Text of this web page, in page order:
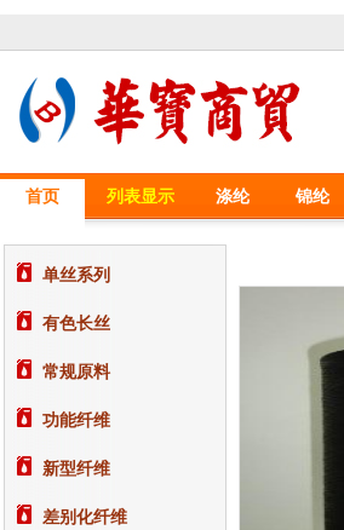
首页 列表显示 涤纶 锦纶
单丝系列
有色长丝
常规原料
功能纤维
新型纤维
差别化纤维